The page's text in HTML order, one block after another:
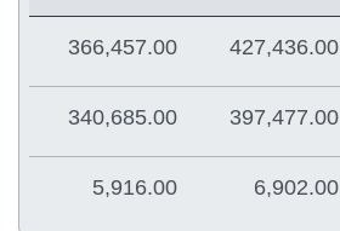
427,436.00
366,457.00
397,477.00
340,685.00
6,902.00
5,916.00